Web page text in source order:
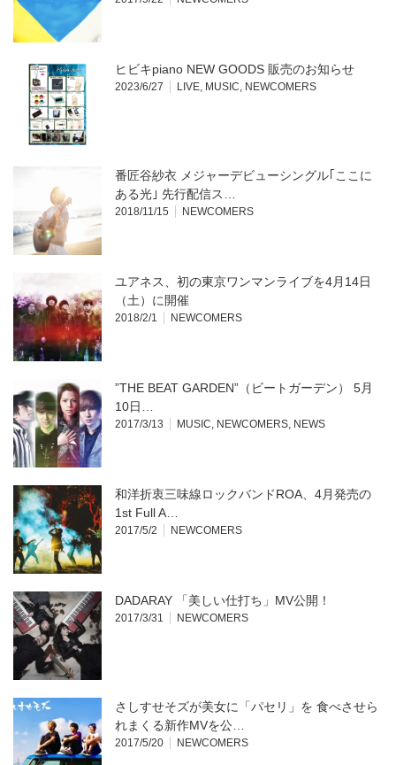
ィ
ド
ウ
開 ヒビキpiano NEW GOODS 販売のお知らせ
2023/6/27 LIVE, MUSIC, NEWCOMERS
番匠谷紗衣 メジャーデビューシングル｢ここに
ある光｣ 先行配信ス…
2018/11/15 NEWCOMERS
ユアネス、初の東京ワンマンライブを4月14日
（土）に開催
2018/2/1 NEWCOMERS
”THE BEAT GARDEN”（ビートガーデン） 5月
10日…
2017/3/13 MUSIC, NEWCOMERS, NEWS
和洋折衷三味線ロックバンドROA、4月発売の
1st Full A…
2017/5/2 NEWCOMERS
DADARAY 「美しい仕打ち」MV公開！
2017/3/31 NEWCOMERS
さしすせそズが美女に「パセリ」を 食べさせら
れまくる新作MVを公…
2017/5/20 NEWCOMERS